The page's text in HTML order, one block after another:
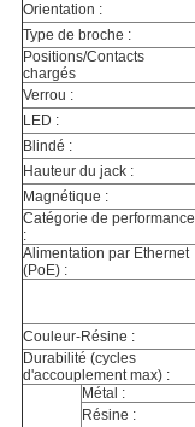
Orientation :
Type de broche :
Positions/Contacts
chargés
Verrou :
LED :
Blindé :
Hauteur du jack :
Magnétique :
Catégorie de performance
:
Alimentation par Ethernet
(PoE) :
Couleur-Résine :
Durabilité (cycles
d'accouplement max) :
Métal :
Résine :